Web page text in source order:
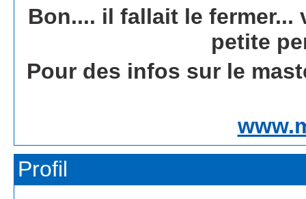
Bon.... il fallait le fermer...
petite
Pour des infos sur le
Profil